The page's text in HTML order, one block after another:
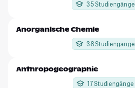
35 Studiengänge
Anorganische Chemie
38 Studiengänge
Anthropogeographie
17 Studiengänge